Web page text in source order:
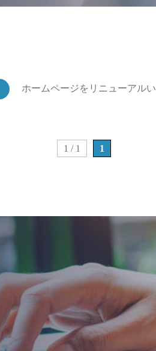
ホームページをリニューアル
1 / 1 1